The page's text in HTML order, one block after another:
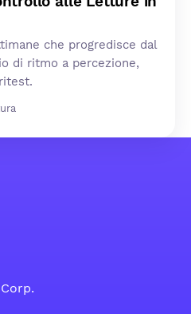
che progredisce dal
di ritmo a percezione,
Facebook
dell'account Tweeter
social dell'account